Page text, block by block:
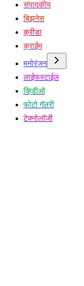
संपादकीय
बिझनेस
क्रीडा
क्राईम
मनोरंजन
लाईफस्टाईल
व्हिडीओ
फोटो गॅलरी
टेक्नोलॉजी